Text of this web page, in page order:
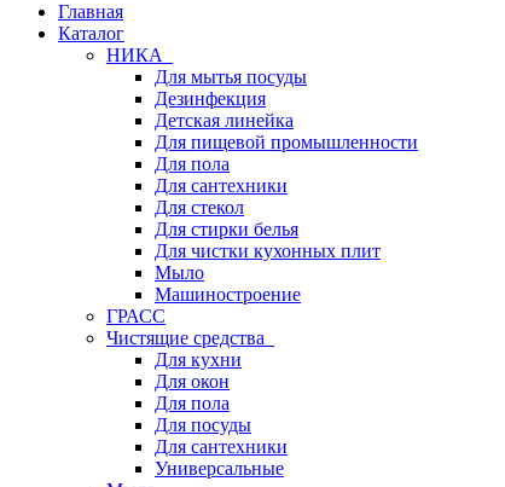
Главная
Каталог
НИКА
Для мытья посуды
Дезинфекция
Детская линейка
Для пищевой промышленности
Для пола
Для сантехники
Для стекол
Для стирки белья
Для чистки кухонных плит
Мыло
Машиностроение
ГРАСС
Чистящие средства
Для кухни
Для окон
Для пола
Для посуды
Для сантехники
Универсальные